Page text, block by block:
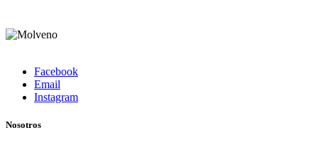
Facebook
Email
Instagram
Nosotros